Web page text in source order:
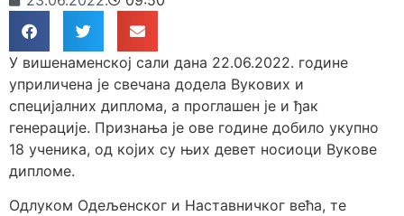
У вишенаменској сали дана 22.06.2022. године
уприличена је свечана додела Вукових и
специјалних диплома, а проглашен је и ђак
генерације. Признања је ове године добило укупно
18 ученика, од којих су њих девет носиоци Вукове
дипломе.
Одлуком Одељенског и Наставничког већа, те